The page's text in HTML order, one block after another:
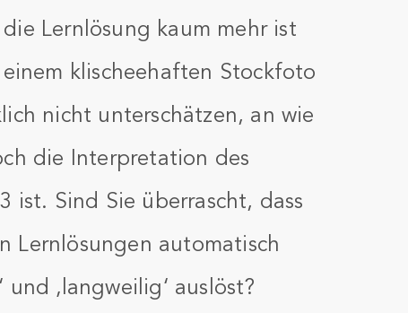
Lernlösung kaum mehr ist
klischeehaften Stockfoto
nicht unterschätzen, an wie
die Interpretation des
ist. Sind Sie überrascht, dass
Lernlösungen automatisch
und ‚langweilig‘ auslöst?